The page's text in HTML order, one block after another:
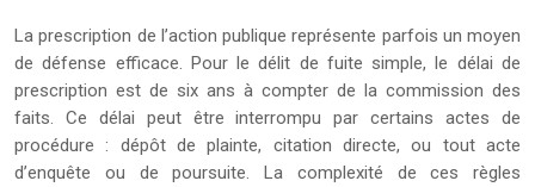
La prescription de l’action publique représente parfois un moyen
de défense efficace. Pour le délit de fuite simple, le délai de
prescription est de six ans à compter de la commission des
faits. Ce délai peut être interrompu par certains actes de
procédure : dépôt de plainte, citation directe, ou tout acte
d’enquête ou de poursuite. La complexité de ces règles